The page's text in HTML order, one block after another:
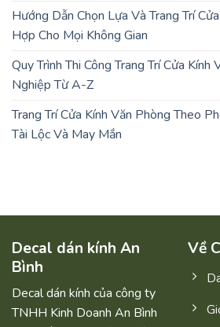
Hướng Dẫn Chọn Lựa Và Trang Trí
Hợp Cho Mọi Không Gian
Quy Trình Thi Công Trang Trí Cửa Kính
Nghiệp Từ A-Z
Trang Trí Cửa Kính Văn Phòng Theo
Tài Lộc Và May Mắn
Decal dán kính An
Bình
Decal dán kính của công ty
TNHH Kinh Doanh An Bình
Về